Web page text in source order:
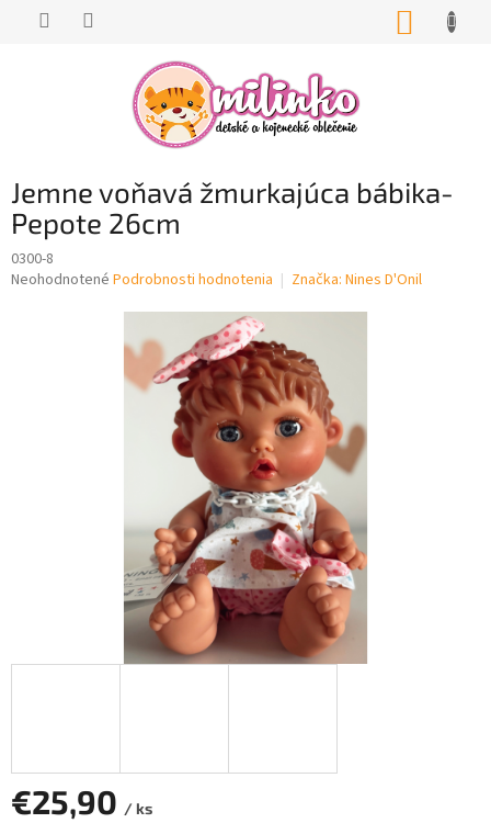
Jemne voňavá žmurkajúca bábika-
Pepote 26cm
0300-8
Priemerné
Neohodnotené Podrobnosti hodnotenia Značka: Nines D'Onil
€25,90 / ks